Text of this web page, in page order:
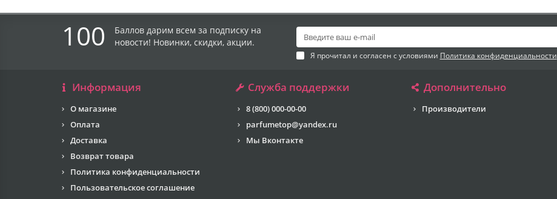
100
Баллов дарим всем за подписку на
новости! Новинки, скидки, акции.
Я прочитал и согласен с условиями Политика конфиденциальности
Информация
О магазине
Оплата
Доставка
Возврат товара
Политика конфиденциальности
Пользовательское соглашение
Служба поддержки
8 (800) 000-00-00
parfumetop@yandex.ru
Мы Вконтакте
Дополнительно
Производители